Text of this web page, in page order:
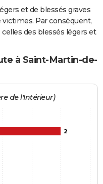
et de blessés graves
Par conséquent,
des blessés légers et
à Saint-Martin-de-
de l'Intérieur)
2